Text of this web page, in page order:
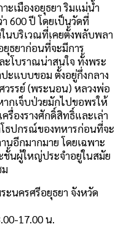
ะเมืองอยุธยา ริมแม่น้ำ
600 ปี โดยเป็นวัดที่
ในบริเวณที่เคยตั้งพลับพลา
ธยาก่อนที่จะมีการ
โบราณน่าสนใจ ทั้งพระ
ะแบบขอม ตั้งอยู่กึ่งกลาง
รรย์ (พระนอน) หลวงพ่อ
ากเจ็บป่วยมักไปขอพรให้
รื่องรางศักดิ์สิทธิ์และเล่า
ธปกรณ์ของทหารก่อนที่จะ
นอีกมากมาย โดยเฉพาะ
ชั้นผู้ใหญ่ประจำอยู่ในสมัย
ม
ะนครศรีอยุธยา จังหวัด
17.00 น.